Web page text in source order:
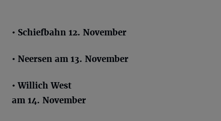
• Schiefbahn 12. November
• Neersen am 13. November
• Willich West
am 14. November